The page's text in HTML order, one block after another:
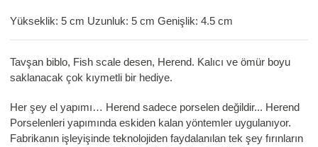
Yükseklik: 5 cm Uzunluk: 5 cmGenişlik: 4.5 cm
Tavşan biblo, Fish scale desen, Herend. Kalıcı ve ömür boyu
saklanacak çok kıymetli bir hediye.
Her şey el yapımı… Herend sadece porselen değildir... Herend
Porselenleri yapımında eskiden kalan yöntemler uygulanıyor.
Fabrikanın işleyişinde teknolojiden faydalanılan tek şey fırınların